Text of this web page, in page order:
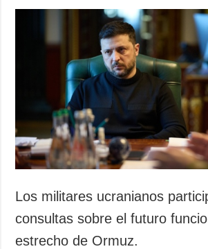
Los militares ucranianos
consultas sobre el futuro
estrecho de Ormuz.